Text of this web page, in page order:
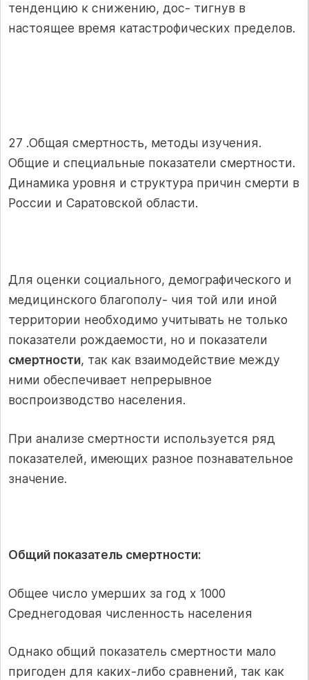
тенденцию к снижению, дос- тигнув в
настоящее время катастрофических пределов.
27 .Общая смертность, методы изучения.
Общие и специальные показатели смертности.
Динамика уровня и структура причин смерти в
России и Саратовской области.
Для оценки социального, демографического и
медицинского благополу- чия той или иной
территории необходимо учитывать не только
показатели рождаемости, но и показатели
смертности, так как взаимодействие между
ними обеспечивает непрерывное
воспроизводство населения.
При анализе смертности используется ряд
показателей, имеющих разное познавательное
значение.
Общий показатель смертности:
Общее число умерших за год х 1000
Среднегодовая численность населения
Однако общий показатель смертности мало
пригоден для каких-либо сравнений, так как